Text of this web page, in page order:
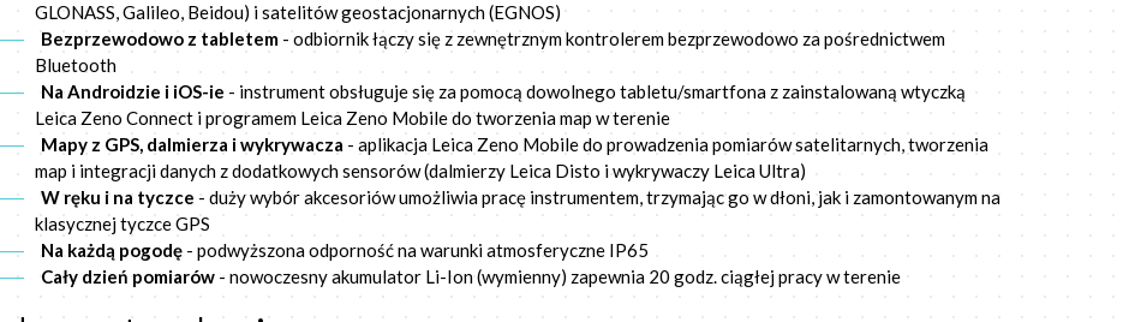
GLONASS, Galileo, Beidou) i satelitów geostacjonarnych (EGNOS)
Bezprzewodowo z tabletem - odbiornik łączy się z zewnętrznym kontrolerem bezprzewodowo za pośrednictwem
Bluetooth
Na Androidzie i iOS-ie - instrument obsługuje się za pomocą dowolnego tabletu/smartfona z zainstalowaną wtyczką
Leica Zeno Connect i programem Leica Zeno Mobile do tworzenia map w terenie
Mapy z GPS, dalmierza i wykrywacza - aplikacja Leica Zeno Mobile do prowadzenia pomiarów satelitarnych, tworzenia
map i integracji danych z dodatkowych sensorów (dalmierzy Leica Disto i wykrywaczy Leica Ultra)
W ręku i na tyczce - duży wybór akcesoriów umożliwia pracę instrumentem, trzymając go w dłoni, jak i zamontowanym na
klasycznej tyczce GPS
Na każdą pogodę - podwyższona odporność na warunki atmosferyczne IP65
Cały dzień pomiarów - nowoczesny akumulator Li-Ion (wymienny) zapewnia 20 godz. ciągłej pracy w terenie